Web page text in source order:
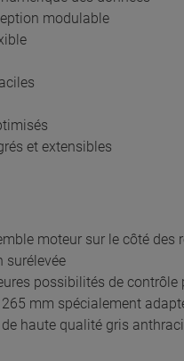
modulable
et extensibles
moteur sur le côté
surélevée
possibilités de
mm spécialement
haute qualité gris